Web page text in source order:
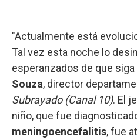
"Actualmente está
Tal vez esta noche lo
esperanzados de que
Souza, director
Subrayado (Canal 10). El
niño, que fue
meningoencefalitis, fue